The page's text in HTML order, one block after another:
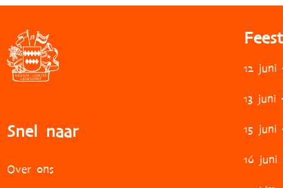
Snel naar
Over ons
12 juni
13 juni
15 juni
16 juni